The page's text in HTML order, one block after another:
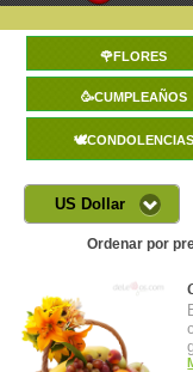
🌹FLORES
🥳CUMPLEAÑOS
🕊️CONDOLENCIAS
US Dollar
Ordenar por